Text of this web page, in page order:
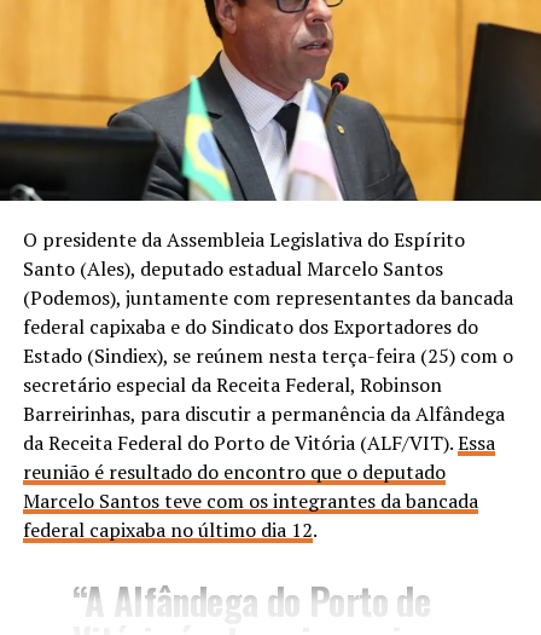
O presidente da Assembleia Legislativa do Espírito
Santo (Ales), deputado estadual Marcelo Santos
(Podemos), juntamente com representantes da bancada
federal capixaba e do Sindicato dos Exportadores do
Estado (Sindiex), se reúnem nesta terça-feira (25) com o
secretário especial da Receita Federal, Robinson
Barreirinhas, para discutir a permanência da Alfândega
da Receita Federal do Porto de Vitória (ALF/VIT).Essa
reunião é resultado do encontro que o deputado
Marcelo Santos teve com os integrantes da bancada
federal capixaba no último dia 12.
“A Alfândega do Porto de